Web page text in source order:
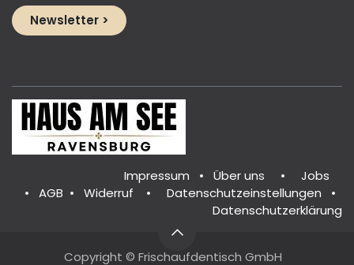
Newsletter >
Impressum • Über uns • Jobs
• AGB • Widerruf • Datenschutzeinstellungen
•
Datenschutzerklärung
Copyright © Frischaufdentisch GmbH